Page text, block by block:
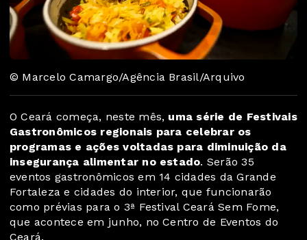
© Marcelo Camargo/Agência Brasil/Arquivo
O Ceará começa, neste mês, uma série de Festivais
Gastronômicos regionais para celebrar os
programas e ações voltadas para diminuição da
insegurança alimentar no estado. Serão 35
eventos gastronômicos em 14 cidades da Grande
Fortaleza e cidades do interior, que funcionarão
como prévias para o 3ª Festival Ceará Sem Fome,
que acontece em junho, no Centro de Eventos do
Ceará.